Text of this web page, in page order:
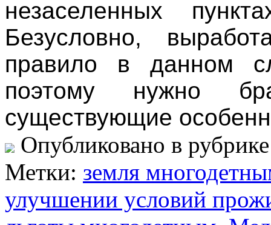
незаселенных
Безусловно,
правило в данном
поэтому нужно
существующие
Опубликовано в
Метки: земля
улучшении условий